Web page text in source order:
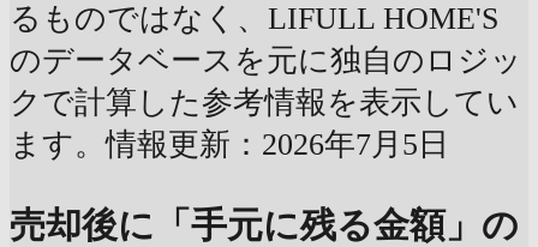
るものではなく、LIFULL HOME'S
のデータベースを元に独自のロジッ
クで計算した参考情報を表示してい
ます。情報更新：2026年7月5日
売却後に「手元に残る金額」の